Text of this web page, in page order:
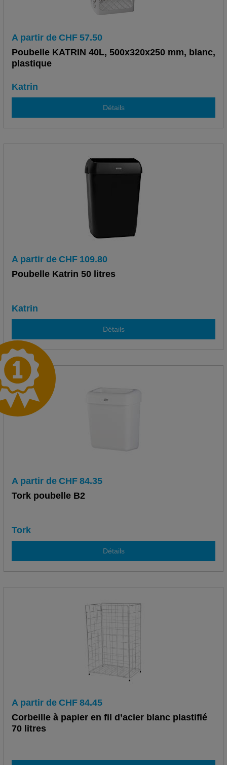
A partir de CHF 57.50
Poubelle KATRIN 40L, 500x320x250 mm, blanc,
plastique
Katrin
Détails
A partir de CHF 109.80
Poubelle Katrin 50 litres
Katrin
Détails
A partir de CHF 84.35
Tork poubelle B2
Tork
Détails
A partir de CHF 84.45
Corbeille à papier en fil d’acier blanc plastifié
70 litres